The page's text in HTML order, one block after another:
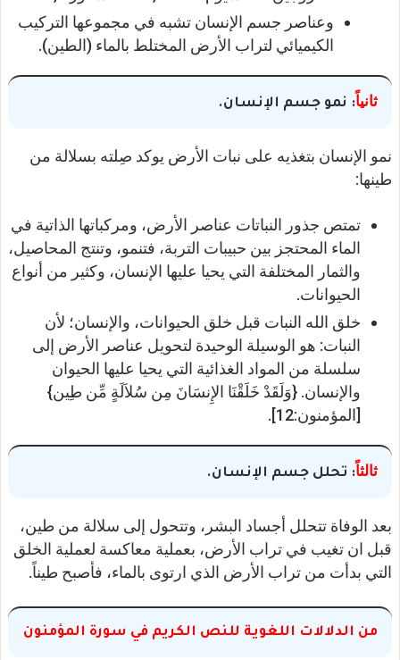
وعناصر جسم الإنسان تشبه في مجموعها التركيب
الكيميائي لتراب الأرض المختلط بالماء (الطين).
ثانياً: نمو جسم الإنسان.
نمو الإنسان بتغذيه على نبات الأرض يوكد صِلته بسلالة من
طينها:
تمتص جذور النباتات عناصر الأرض، ومركباتها الذاتية في
الماء المحتجز بين حبيبات التربة، فتنمو، وتنتج المحاصيل،
والثمار المختلفة التي يحيا عليها الإنسان، وكثير من أنواع
الحيوانات.
خلق الله النبات قبل خلق الحيوانات، والإنسان؛ لأن
النبات: هو الوسيلة الوحيدة لتحويل عناصر الأرض إلى
سلسلة من المواد الغذائية التي يحيا عليها الحيوان
والإنسان. {وَلَقَدْ خَلَقْنَا الإِنسَانَ مِن سُلاَلَةٍ مِّن طِين}
[المؤمنون:12].
ثالثاً: تحلل جسم الإنسان.
بعد الوفاة تتحلل أجساد البشر، وتتحول إلى سلالة من طين،
قبل ان تغيب في تراب الأرض، بعملية معاكسة لعملية الخلق
التي بدأت من تراب الأرض الذي ارتوى بالماء، فأصبح طيناً.
من الدلالات اللغوية للنص الكريم في سورة المؤمنون